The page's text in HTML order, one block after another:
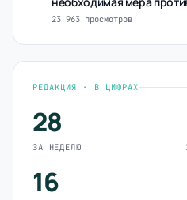
23 963 просмотров
РЕДАКЦИЯ · В ЦИФРАХ
28
ЗА НЕДЕЛЮ
16